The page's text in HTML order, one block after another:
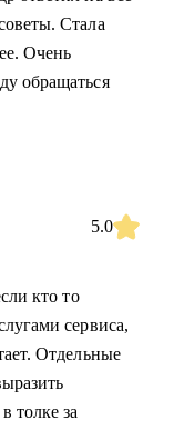
Стала
Очень
обращаться
5.0
кто то
сервиса,
Отдельные
толке за